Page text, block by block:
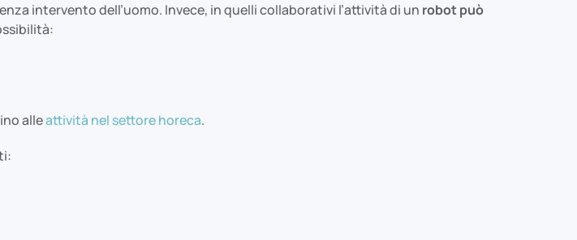
intervento dell’uomo. Invece, in quelli collaborativi l’attività di un robot può
alleattività nel settore horeca.